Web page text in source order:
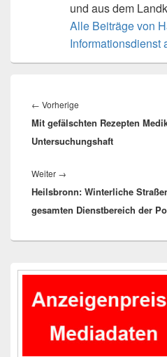
und aus dem
Alle Beiträge von
Informationsdienst
← Vorherige
Beitrag:
Mit gefälschten Rezepten
Untersuchungshaft
Weiter →
Beitrag:
Heilsbronn: Winterliche
gesamten Dienstbereich der
Primärer
Widgetbereich